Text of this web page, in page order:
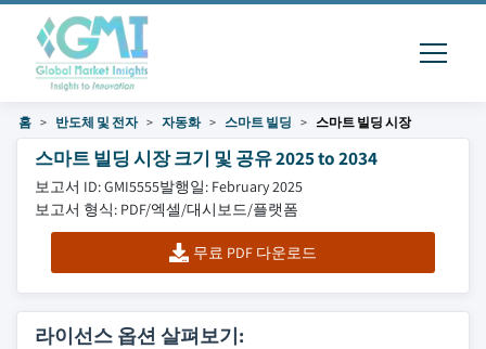
홈 반도체 및 전자 자동화 스마트 빌딩 스마트 빌딩 시장
스마트 빌딩 시장 크기 및 공유 2025 to 2034
보고서 ID: GMI5555발행일: February 2025
보고서 형식: PDF/엑셀/대시보드/플랫폼
무료 PDF 다운로드
라이선스 옵션 살펴보기: